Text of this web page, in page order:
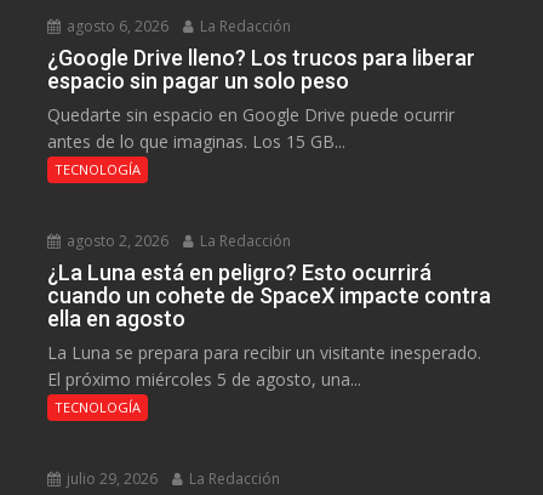
agosto 6, 2026 La Redacción
¿Google Drive lleno? Los trucos para liberar
espacio sin pagar un solo peso
Quedarte sin espacio en Google Drive puede ocurrir
antes de lo que imaginas. Los 15 GB...
TECNOLOGÍA
agosto 2, 2026 La Redacción
¿La Luna está en peligro? Esto ocurrirá
cuando un cohete de SpaceX impacte contra
ella en agosto
La Luna se prepara para recibir un visitante inesperado.
El próximo miércoles 5 de agosto, una...
TECNOLOGÍA
julio 29, 2026 La Redacción